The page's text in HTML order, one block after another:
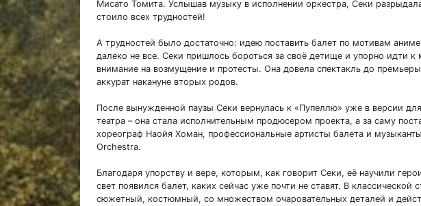
Мисато Томита. Услышав музыку в исполнении оркестра, Секи
стоило всех трудностей!
А трудностей было достаточно: идею поставить балет по мотивам
далеко не все. Секи пришлось бороться за своё детище и упорно идти к
внимание на возмущение и протесты. Она довела спектакль до
аккурат накануне вторых родов.
После вынужденной паузы Секи вернулась к «Пупеллю» уже в версии
театра – она стала исполнительным продюсером проекта, а за саму
хореограф Наойя Хоман, профессиональные артисты балета и
Orchestra.
Благодаря упорству и вере, которым, как говорит Секи, её научили
свет появился балет, каких сейчас уже почти не ставят. В классической
сюжетный, костюмный, со множеством очаровательных деталей и